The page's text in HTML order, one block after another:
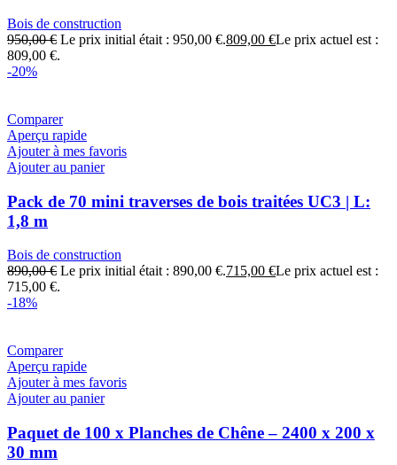
Bois de construction
950,00€ Le prix initial était : 950,00 €.809,00 €Le prix actuel est :
809,00 €.
-20%
Comparer
Aperçu rapide
Ajouter à mes favoris
Ajouter au panier
Pack de 70 mini traverses de bois traitées UC3 | L:
1,8 m
Bois de construction
890,00€ Le prix initial était : 890,00 €.715,00 €Le prix actuel est :
715,00 €.
-18%
Comparer
Aperçu rapide
Ajouter à mes favoris
Ajouter au panier
Paquet de 100 x Planches de Chêne – 2400 x 200 x
30 mm